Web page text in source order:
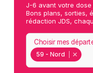
J-6 avant votre
Bons plans, sorties,
rédaction JDS,
59 - Nord
Choisir mes